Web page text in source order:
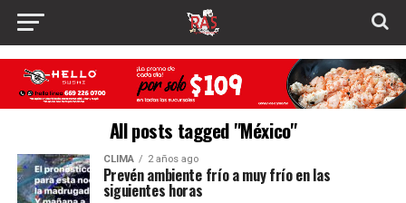
All posts tagged "México"
CLIMA 2 años ago
Prevén ambiente frío a muy frío en las
siguientes horas